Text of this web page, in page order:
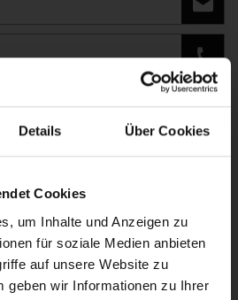
Details Über Cookies
Cookies
um Inhalte und Anzeigen zu
für soziale Medien anbieten
auf unsere Website zu
geben wir Informationen zu Ihrer